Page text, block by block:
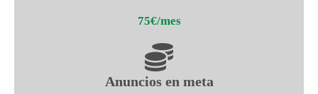
75€/mes
Anuncios en meta